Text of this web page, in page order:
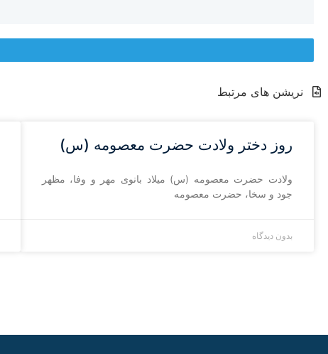
نریشن های مرتبط
روز دختر ولادت حضرت معصومه (س)
ولادت حضرت معصومه (س) میلاد بانوی مهر و وفا، مظهر
جود و سخا، حضرت معصومه
بدون دیدگاه